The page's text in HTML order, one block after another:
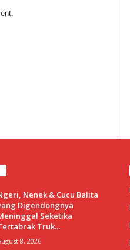
Nenek & Cucu Balita
Digendongnya
Seketika
Truk...
8, 2026